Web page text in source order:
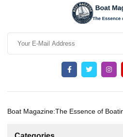
Boat Magazine:The Essence of